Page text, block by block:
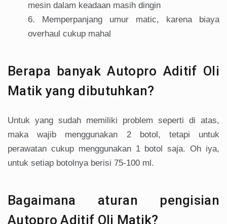
mesin dalam keadaan masih dingin
Memperpanjang umur matic, karena biaya
overhaul cukup mahal
Berapa banyak Autopro Aditif Oli
Matik yang dibutuhkan?
Untuk yang sudah memiliki problem seperti di atas,
maka wajib menggunakan 2 botol, tetapi untuk
perawatan cukup menggunakan 1 botol saja. Oh iya,
untuk setiap botolnya berisi 75-100 ml.
Bagaimana aturan pengisian
Autopro Aditif Oli Matik?